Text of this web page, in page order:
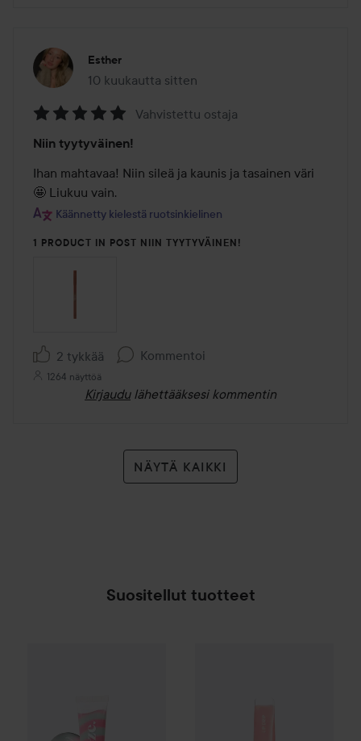
Esther
10 kuukautta sitten
Viesti luotiin 10 kuukautta sitten
5
/
5
Vahvistettu ostaja
Niin tyytyväinen!
Ihan mahtavaa! Niin sileä ja kaunis ja tasainen väri
🤩 Liukuu vain.
Käännetty kielestä ruotsinkielinen
1 PRODUCT IN POST NIIN TYYTYVÄINEN!
2 tykkää Kommentoi
1264 näyttöä
Kirjaudu lähettääksesi kommentin
NÄYTÄ KAIKKI
Suositellut tuotteet